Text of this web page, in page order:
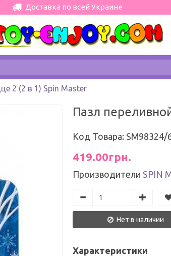
Доставка по всей Украине
2 (2 в 1) Spin Master
Пазл
Код Товара: SM98324/
419.00грн.
Производители SPIN
Нет в наличии
Характеристики